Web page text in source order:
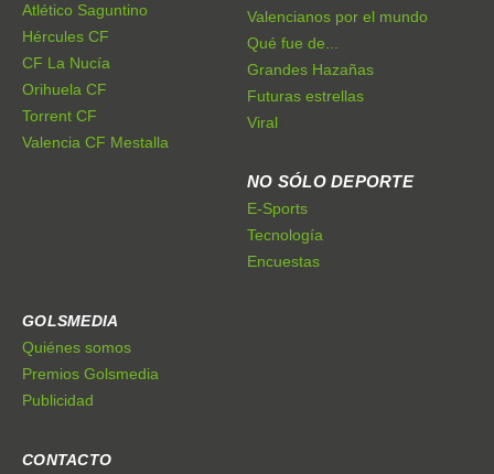
Atlético Saguntino
Hércules CF
CF La Nucía
Orihuela CF
Torrent CF
Valencia CF Mestalla
Valencianos por el mundo
Qué fue de...
Grandes Hazañas
Futuras estrellas
Viral
NO SÓLO DEPORTE
E-Sports
Tecnología
Encuestas
GOLSMEDIA
Quiénes somos
Premios Golsmedia
Publicidad
CONTACTO